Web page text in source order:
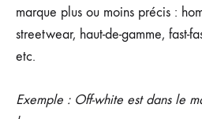
marque plus ou moins précis :
streetwear, haut-de-gamme, fast-
etc.
Exemple : Off-white est dans le